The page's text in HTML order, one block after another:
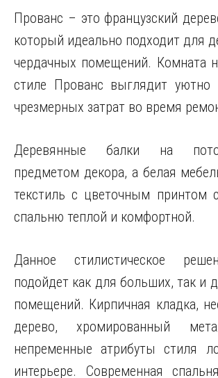
Прованс – это французский
который идеально подходит для
чердачных помещений. Комната
стиле Прованс выглядит уютно
чрезмерных затрат во время
Деревянные балки на
предметом декора, а белая
текстиль с цветочным принтом
спальню теплой и комфортной.
Данное стилистическое
подойдет как для больших, так и
помещений. Кирпичная кладка,
дерево, хромированный
непременные атрибуты стиля
интерьере. Современная